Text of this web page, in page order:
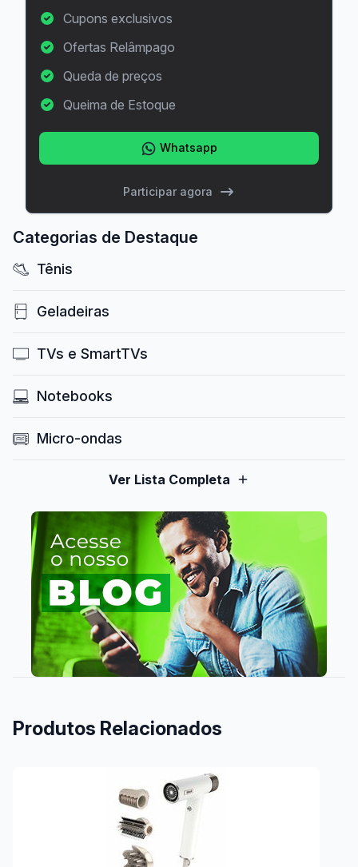
Cupons exclusivos
Ofertas Relâmpago
Queda de preços
Queima de Estoque
Whatsapp
Participar agora
Categorias de Destaque
Tênis
Geladeiras
TVs e SmartTVs
Notebooks
Micro-ondas
Ver Lista Completa
Produtos Relacionados